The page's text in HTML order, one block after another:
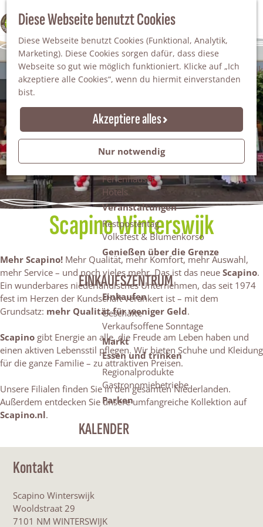
Diese Webseite benutzt Cookies
Diese Webseite benutzt Cookies (Funktional, Analytik,
Marketing). Diese Cookies sorgen dafür, dass diese
Webseite so gut wie möglich funktioniert. Klicke auf „Ich
akzeptiere alle Cookies“, wenn du hiermit einverstanden
bist.
Akzeptiere alles
Nur notwendig
100% WINTERSWIJK
S
u
c
h
e
n
M
e
n
ü
Da staunt man!
Freiheitsbäume
Natur
Naturgebiete
Nationaler Landschaftspark Winterswijk
Der Steingrube
Gärten & Parks
Übernachten
Campingplätze & Ferienparks
Gruppenunterkünfte
Bed & Breakfasts
Ferienhäuser
Hotels
Veranstaltungen
Restpostentag
Volksfest & Blumenkorso
Genießen über die Grenze
EINKAUFSZENTRUM
Einkaufen
Geschäfte
Verkaufsoffene Sonntage
Markt
Essen und trinken
Regionalprodukte
Gastronomiebetriebe
Parken
KALENDER
Scapino Winterswijk
Mehr Scapino! Mehr Qualität, mehr Komfort, mehr Auswahl,
mehr Service – und noch vieles mehr. Das ist das neue Scapino.
Ein wunderbares niederländisches Unternehmen, das seit 1974
fest im Herzen der Kundschaft verankert ist – mit dem
Grundsatz: mehr Qualität für weniger Geld.
Scapino gibt Energie an alle, die Freude am Leben haben und
einen aktiven Lebensstil pflegen. Wir bieten Schuhe und Kleidung
für die ganze Familie – zu attraktiven Preisen.
Unsere Filialen finden Sie in den gesamten Niederlanden.
Außerdem entdecken Sie unsere umfangreiche Kollektion auf
Scapino.nl.
Kontakt
Scapino Winterswijk
Wooldstraat 29
7101 NM WINTERSWIJK